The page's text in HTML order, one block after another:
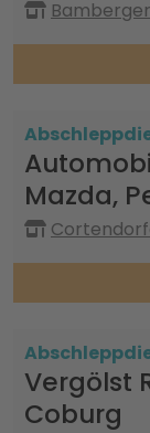
Mazda,
Vergölst
Coburg